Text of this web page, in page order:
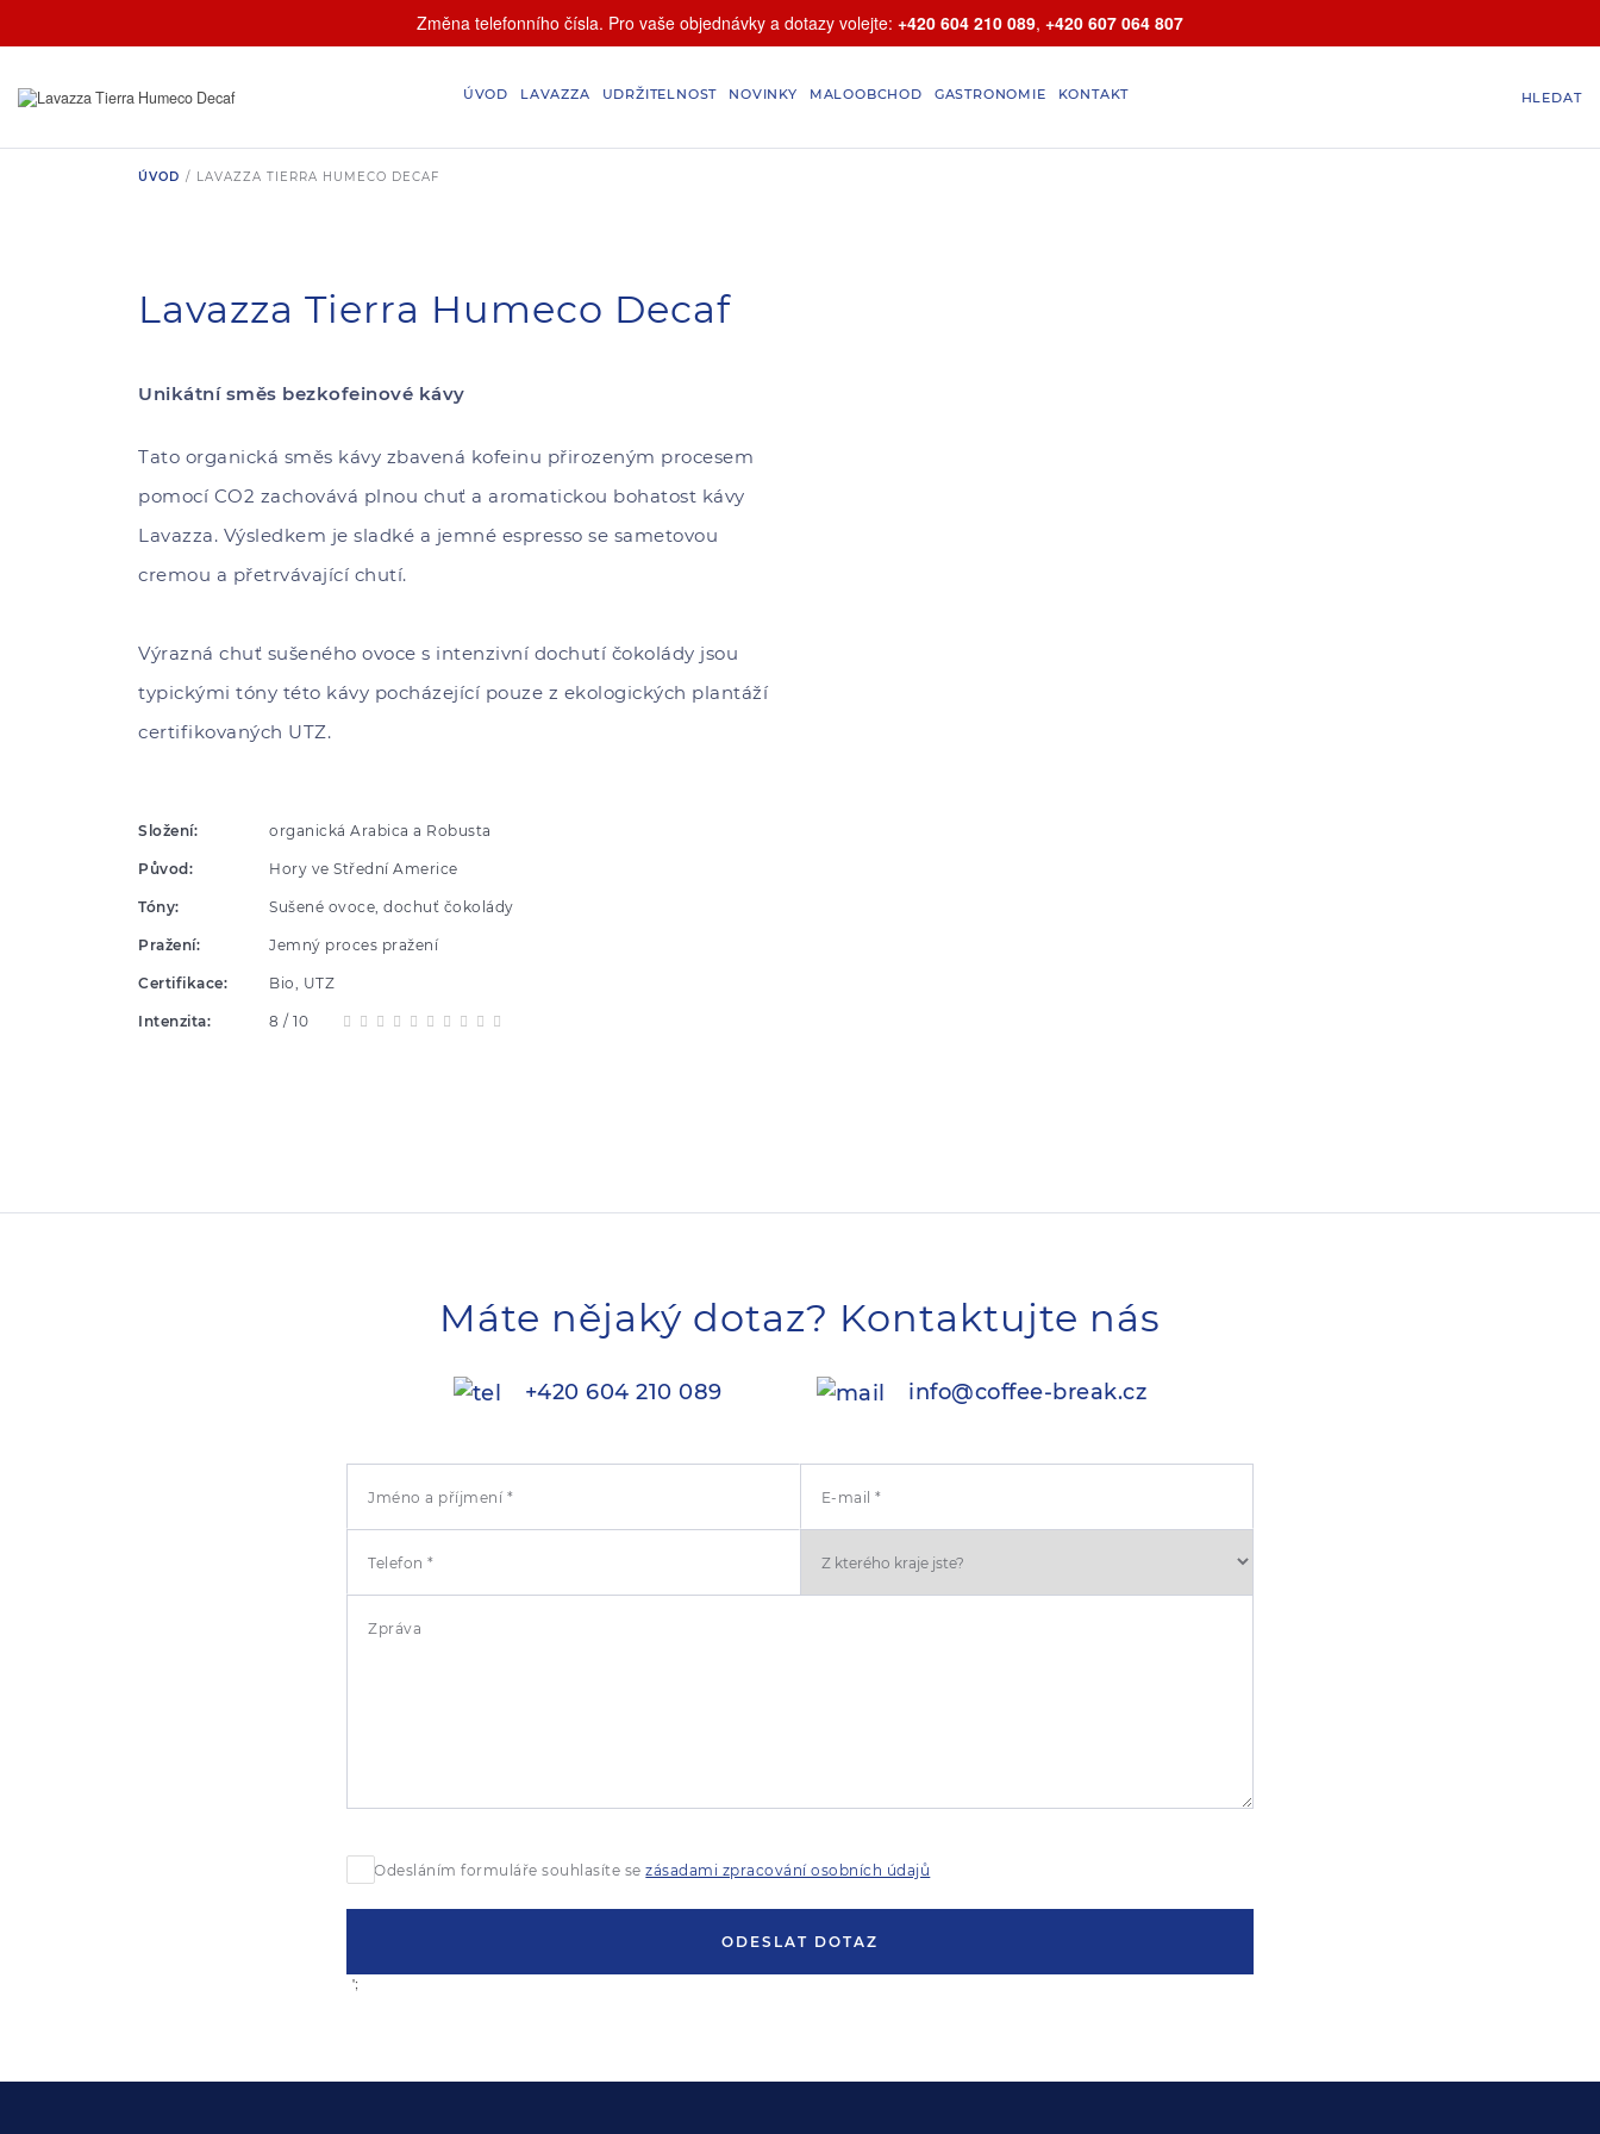
Změna telefonního čísla. Pro vaše objednávky a dotazy volejte: +420 604 210 089, +420 607 064 807
ÚVOD LAVAZZA UDRŽITELNOST NOVINKY MALOOBCHOD GASTRONOMIE KONTAKT HLEDAT
ÚVOD / LAVAZZA TIERRA HUMECO DECAF
Lavazza Tierra Humeco Decaf
Unikátní směs bezkofeinové kávy
Tato organická směs kávy zbavená kofeinu přirozeným procesem
pomocí CO2 zachovává plnou chuť a aromatickou bohatost kávy
Lavazza. Výsledkem je sladké a jemné espresso se sametovou
cremou a přetrvávající chutí.
Výrazná chuť sušeného ovoce s intenzivní dochutí čokolády jsou
typickými tóny této kávy pocházející pouze z ekologických plantáží
certifikovaných UTZ.
Složení: organická Arabica a Robusta
Původ: Hory ve Střední Americe
Tóny: Sušené ovoce, dochuť čokolády
Pražení: Jemný proces pražení
Certifikace: Bio, UTZ
Intenzita: 8 / 10
Máte nějaký dotaz? Kontaktujte nás
+420 604 210 089 info@coffee-break.cz
Jméno a příjmení * E-mail *
Telefon *
Zpráva
Odesláním formuláře souhlasíte sezásadami zpracování osobních údajů
ODESLAT DOTAZ
';